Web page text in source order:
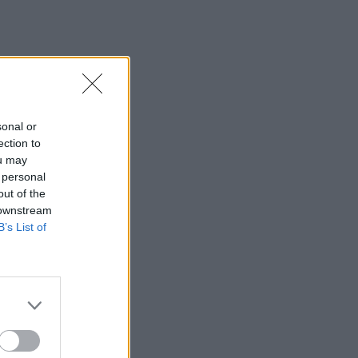
or
to
may
of the
List of
Σκωτσέζας